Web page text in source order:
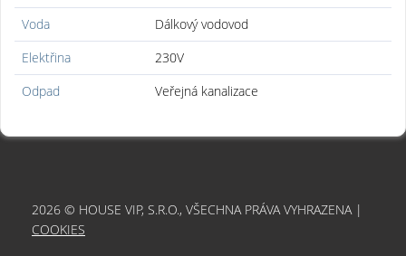
Voda
Dálkový vodovod
Elektřina
230V
Odpad
Veřejná kanalizace
2026 © HOUSE VIP, S.R.O., VŠECHNA PRÁVA VYHRAZENA |
COOKIES